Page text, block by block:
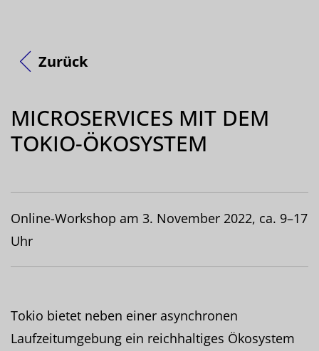
Zurück
MICROSERVICES MIT DEM
TOKIO-ÖKOSYSTEM
Online-Workshop am 3. November 2022, ca. 9–17
Uhr
Tokio bietet neben einer asynchronen
Laufzeitumgebung ein reichhaltiges Ökosystem